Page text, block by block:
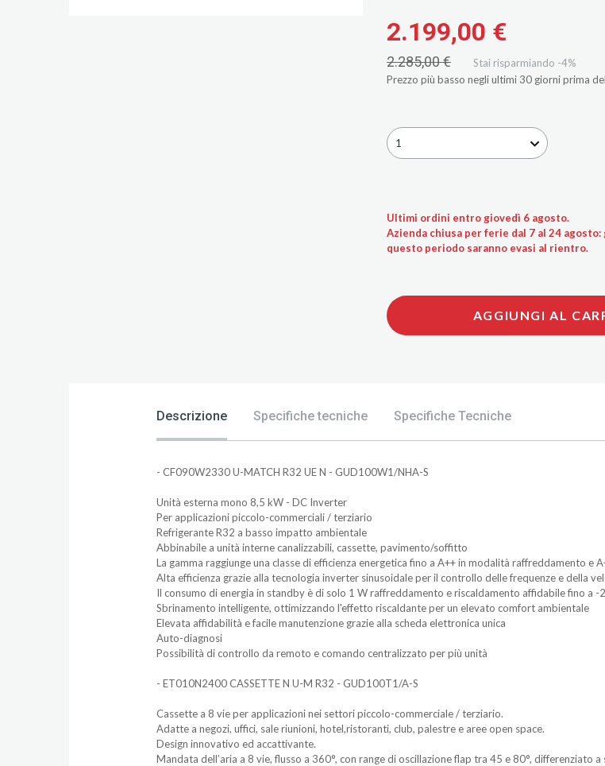
2.199,00 €
2.285,00 €
Stai risparmiando -4%
Prezzo più basso negli ultimi 30 giorni prima
1
Ultimi ordini entro giovedì 6 agosto.
Azienda chiusa per ferie dal 7 al 24
questo periodo saranno evasi al rientro.
AGGIUNGI AL
Descrizione Specifiche tecniche Specifiche Tecniche
- CF090W2330 U-MATCH R32 UE N - GUD100W1/NHA-S
Unità esterna mono 8,5 kW - DC Inverter
Per applicazioni piccolo-commerciali / terziario
Refrigerante R32 a basso impatto ambientale
Abbinabile a unità interne canalizzabili, cassette, pavimento/soffitto
La gamma raggiunge una classe di efficienza energetica fino a A++ in modalità raffreddamento e
Alta efficienza grazie alla tecnologia inverter sinusoidale per il controllo delle frequenze e della
Il consumo di energia in standby è di solo 1 W raffreddamento e riscaldamento affidabile fino a
Sbrinamento intelligente, ottimizzando l'effetto riscaldante per un elevato comfort ambientale
Elevata affidabilità e facile manutenzione grazie alla scheda elettronica unica
Auto-diagnosi
Possibilità di controllo da remoto e comando centralizzato per più unità
- ET010N2400 CASSETTE N U-M R32 - GUD100T1/A-S
Cassette a 8 vie per applicazioni nei settori piccolo-commerciale / terziario.
Adatte a negozi, uffici, sale riunioni, hotel,ristoranti, club, palestre e aree open space.
Design innovativo ed accattivante.
Mandata dell’aria a 8 vie, flusso a 360°, con range di oscillazione flap tra 45 e 80°,